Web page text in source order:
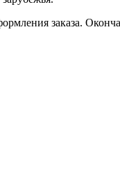
заказа.